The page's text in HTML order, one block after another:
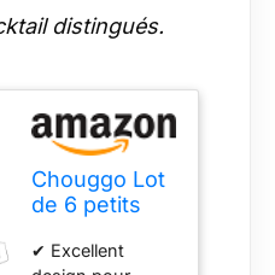
sont pas des
typiques,
fabriqués à la
machine,
basiques et bon
marché fabriqués
de la manière la
possible. Chaque
distingués.
Chouggo Lot
de 6 petits
cocktail
✔ Excellent